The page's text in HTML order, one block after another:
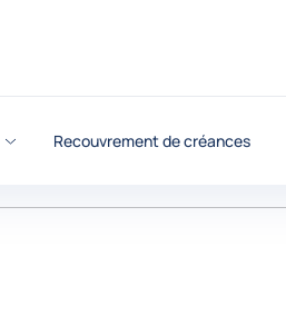
Recouvrement de créances